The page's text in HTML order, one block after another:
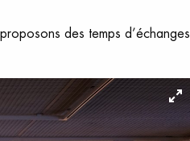
des temps d’échanges